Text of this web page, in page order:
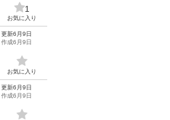
1
お気に入り
更新6月9日
作成6月9日
お気に入り
更新6月9日
作成6月9日